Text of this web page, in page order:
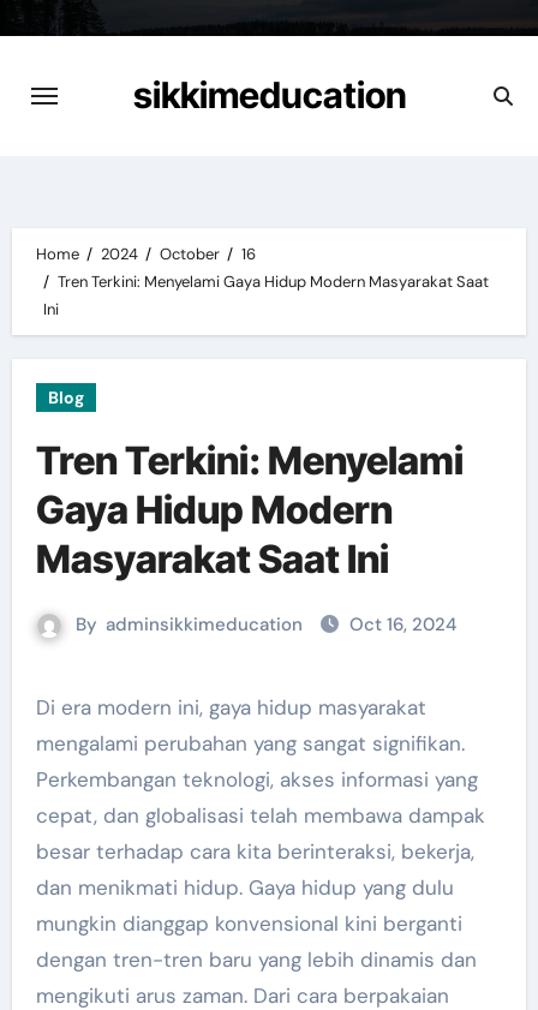
content
sikkimeducation
Home 2024 October
16
Tren Terkini: Menyelami Gaya Hidup Modern Masyarakat Saat
Ini
Blog
Tren Terkini: Menyelami
Gaya Hidup Modern
Masyarakat Saat Ini
By adminsikkimeducation Oct 16, 2024
Di era modern ini, gaya hidup masyarakat
mengalami perubahan yang sangat signifikan.
Perkembangan teknologi, akses informasi yang
cepat, dan globalisasi telah membawa dampak
besar terhadap cara kita berinteraksi, bekerja,
dan menikmati hidup. Gaya hidup yang dulu
mungkin dianggap konvensional kini berganti
dengan tren-tren baru yang lebih dinamis dan
mengikuti arus zaman. Dari cara berpakaian